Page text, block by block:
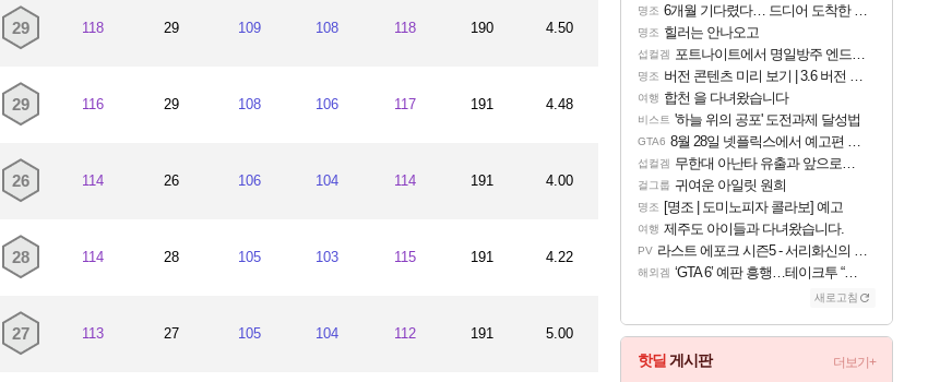
29 118 29 109 108 118 190 4.50
29 116 29 108 106 117 191 4.48
26 114 26 106 104 114 191 4.00
28 114 28 105 103 115 191 4.22
27 113 27 105 104 112 191 5.00
명조 6개월 기다렸다… 드디어 도착한 치사 메신저백! 실물 후기
명조 힐러는 안나오고
섭컬겜 포트나이트에서 명일방주 엔드필드 [펠리카] 판매 예정
명조 버전 콘텐츠 미리 보기 | 3.6 버전 「신기루 속 등불 그림자, 속세에 깃든 검의 결심」이 8월 20일에 업데이트됩니다!
여행 합천 을 다녀왔습니다
비스트 '하늘 위의 공포' 도전과제 달성법
GTA6 8월 28일 넷플릭스에서 예고편 공개 예정
섭컬겜 무한대 아난타 유출과 앞으로의 예상 (루머)
걸그룹 귀여운 아일릿 원희
명조 [명조 | 도미노피자 콜라보] 예고
여행 제주도 아이들과 다녀왔습니다.
PV 라스트 에포크 시즌5 - 서리화신의 분노 티저
해외겜 ‘GTA 6’ 예판 흥행…테이크투 “내부 예상 크게 넘어”
새로고침
핫딜 게시판 더보기+